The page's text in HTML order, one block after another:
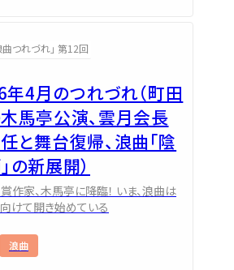
曲つれづれ」 第12回
4月のつれづれ（町田
馬亭公演、雲月会長
と舞台復帰、浪曲「陰
の新展開）
作家、木馬亭に降臨！ いま、浪曲は
けて開き始めている
浪曲